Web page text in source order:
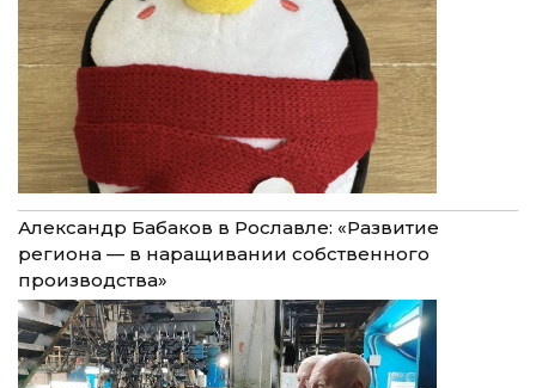
Александр Бабаков в Рославле: «Развитие
региона — в наращивании собственного
производства»